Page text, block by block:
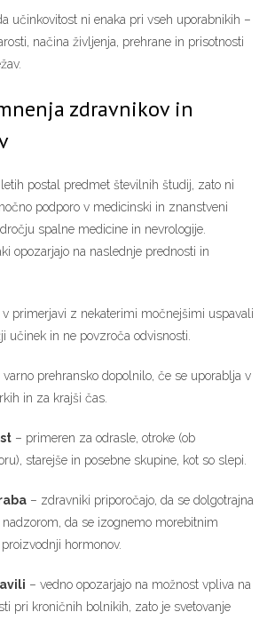
učinkovitost ni enaka pri vseh uporabnikih –
načina življenja, prehrane in prisotnosti
zdravnikov in
postal predmet številnih študij, zato ni
podporo v medicinski in znanstveni
spalne medicine in nevrologije.
opozarjajo na naslednje prednosti in
v primerjavi z nekaterimi močnejšimi uspavali
učinek in ne povzroča odvisnosti.
varno prehransko dopolnilo, če se uporablja v
in za krajši čas.
– primeren za odrasle, otroke (ob
starejše in posebne skupine, kot so slepi.
– zdravniki priporočajo, da se dolgotrajna
da se izognemo morebitnim
hormonov.
– vedno opozarjajo na možnost vpliva na
pri kroničnih bolnikih, zato je svetovanje